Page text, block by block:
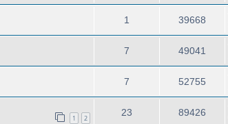
1 39668
7 49041
7 52755
1 2
23 89426